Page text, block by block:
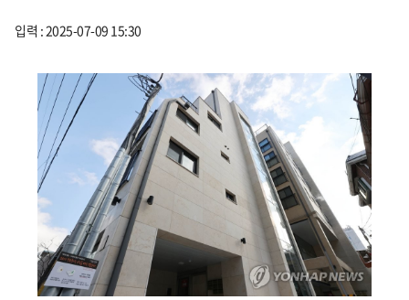
입력 : 2025-07-09 15:30